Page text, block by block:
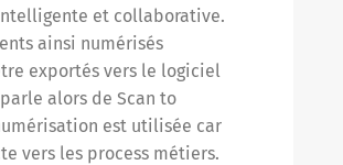
et collaborative.
ainsi numérisés
exportés vers le logiciel
alors de Scan to
est utilisée car
vers les process métiers.